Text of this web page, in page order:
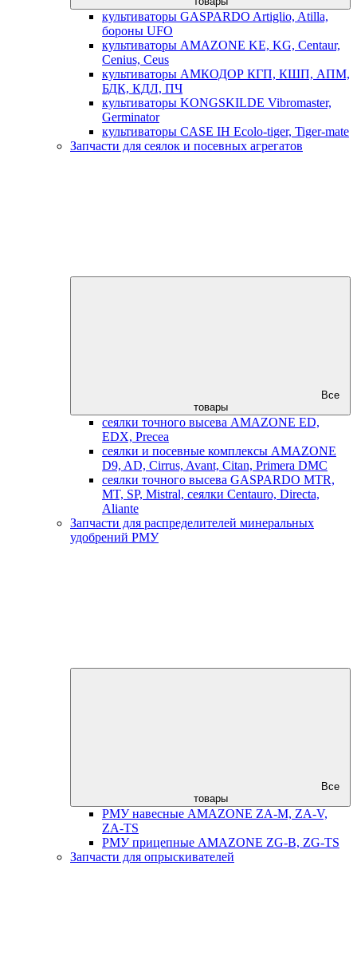
культиваторы GASPARDO Artiglio, Atilla,
бороны UFO
культиваторы AMAZONE KE, KG, Centaur,
Cenius, Ceus
культиваторы АМКОДОР КГП, КШП, АПМ,
БДК, КДЛ, ПЧ
культиваторы KONGSKILDE Vibromaster,
Germinator
культиваторы CASE IH Ecolo-tiger, Tiger-mate
Запчасти для сеялок и посевных агрегатов
Все
товары
сеялки точного высева AMAZONE ED,
EDX, Precea
сеялки и посевные комплексы AMAZONE
D9, AD, Cirrus, Avant, Citan, Primera DMC
сеялки точного высева GASPARDO MTR,
MT, SP, Mistral, сеялки Centauro, Directa,
Aliante
Запчасти для распределителей минеральных
удобрений РМУ
Все
товары
РМУ навесные AMAZONE ZA-M, ZA-V,
ZA-TS
РМУ прицепные AMAZONE ZG-B, ZG-TS
Запчасти для опрыскивателей